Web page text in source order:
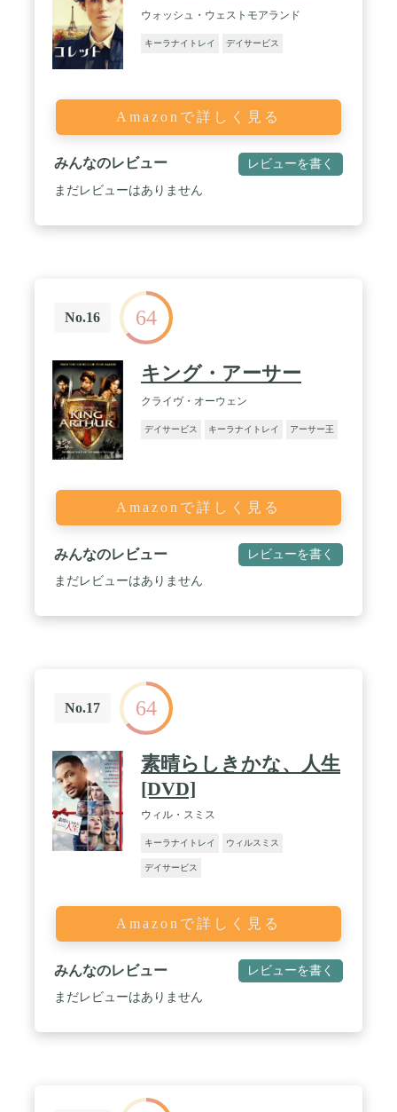
ウォッシュ・ウェストモアランド
キーラナイトレイ デイサービス
Amazonで詳しく見る
みんなのレビュー レビューを書く
まだレビューはありません
No.16 64
キング・アーサー
クライヴ・オーウェン
デイサービス キーラナイトレイ アーサー王
Amazonで詳しく見る
みんなのレビュー レビューを書く
まだレビューはありません
No.17 64
素晴らしきかな、人生
[DVD]
ウィル・スミス
キーラナイトレイ ウィルスミス
デイサービス
Amazonで詳しく見る
みんなのレビュー レビューを書く
まだレビューはありません